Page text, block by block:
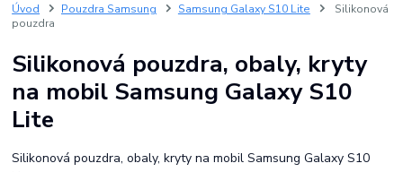
Úvod Pouzdra Samsung Samsung Galaxy S10 Lite
Silikonová
pouzdra
Silikonová pouzdra, obaly, kryty
na mobil Samsung Galaxy S10
Lite
Silikonová pouzdra, obaly, kryty na mobil Samsung Galaxy S10